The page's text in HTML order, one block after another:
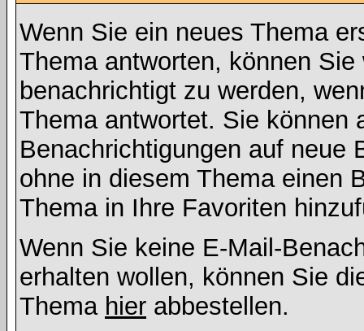
Wenn Sie ein neues Thema
Thema antworten, können
benachrichtigt zu werden,
Thema antwortet. Sie können
Benachrichtigungen auf neue
ohne in diesem Thema einen
Thema in Ihre Favoriten
Wenn Sie keine E-Mail-
erhalten wollen, können Sie
Thema hier abbestellen.